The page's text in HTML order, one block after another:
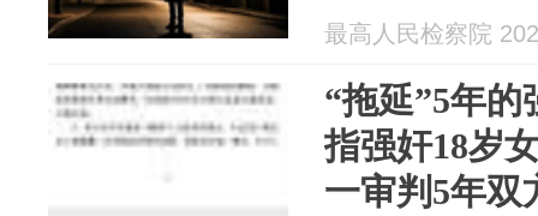
最高人民检察院
“拖延”5年
指强奸18岁
一审判5年双